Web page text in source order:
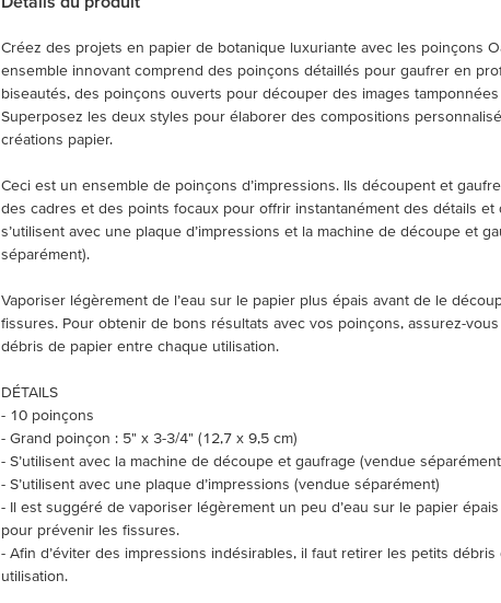
Créez des projets en papier de botanique luxuriante avec les poinçons
ensemble innovant comprend des poinçons détaillés pour gaufrer en
biseautés, des poinçons ouverts pour découper des images
Superposez les deux styles pour élaborer des compositions
créations papier.
Ceci est un ensemble de poinçons d’impressions. Ils découpent et
des cadres et des points focaux pour offrir instantanément des détails et
s’utilisent avec une plaque d’impressions et la machine de découpe et
séparément).
Vaporiser légèrement de l’eau sur le papier plus épais avant de le
fissures. Pour obtenir de bons résultats avec vos poinçons, assurez-
débris de papier entre chaque utilisation.
DÉTAILS
- 10 poinçons
- Grand poinçon : 5" x 3-3/4" (12,7 x 9,5 cm)
- S’utilisent avec la machine de découpe et gaufrage (vendue
- S’utilisent avec une plaque d’impressions (vendue séparément)
- Il est suggéré de vaporiser légèrement un peu d’eau sur le papier
pour prévenir les fissures.
- Afin d’éviter des impressions indésirables, il faut retirer les petits
utilisation.